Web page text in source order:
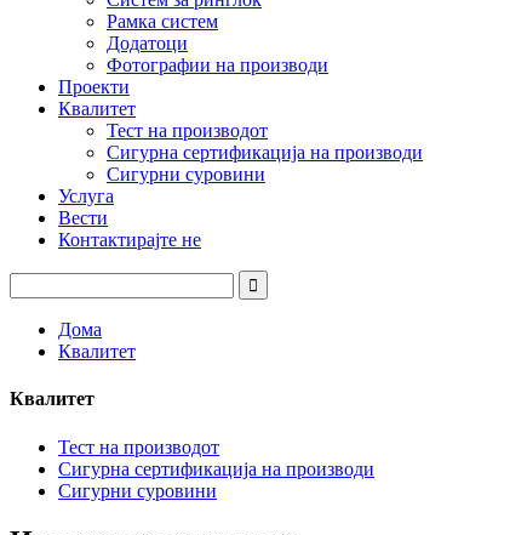
Рамка систем
Додатоци
Фотографии на производи
Проекти
Квалитет
Тест на производот
Сигурна сертификација на производи
Сигурни суровини
Услуга
Вести
Контактирајте не
Дома
Квалитет
Квалитет
Тест на производот
Сигурна сертификација на производи
Сигурни суровини